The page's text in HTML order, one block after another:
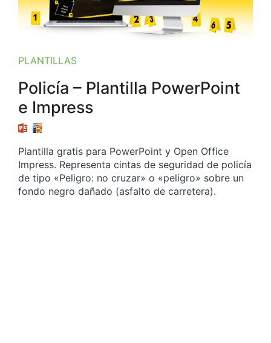
PLANTILLAS
Policía – Plantilla PowerPoint
e Impress
Plantilla gratis para PowerPoint y Open Office
Impress. Representa cintas de seguridad de policía
de tipo «Peligro: no cruzar» o «peligro» sobre un
fondo negro dañado (asfalto de carretera).